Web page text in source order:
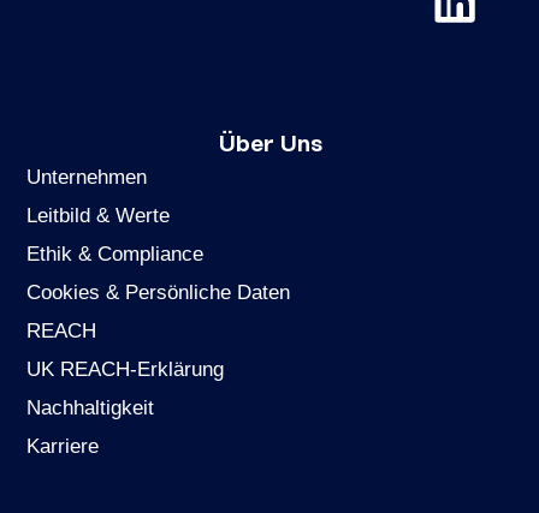
Über Uns
Unternehmen
Leitbild & Werte
Ethik & Compliance
Cookies & Persönliche Daten
REACH
UK REACH-Erklärung
Nachhaltigkeit
Karriere